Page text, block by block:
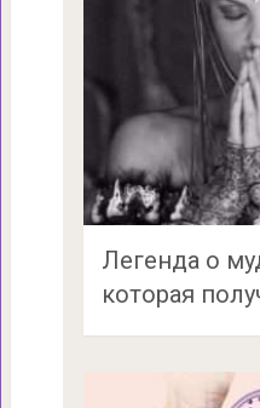
Легенда о
которая